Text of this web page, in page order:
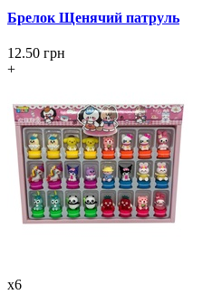
Брелок Щенячий патруль
12.50 грн
+
x6